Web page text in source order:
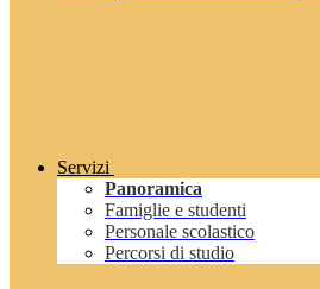
Servizi
Panoramica
Famiglie e studenti
Personale scolastico
Percorsi di studio